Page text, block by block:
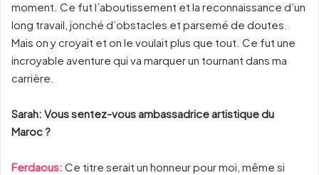
moment. Ce fut l’aboutissement et la reconnaissance d’un
long travail, jonché d’obstacles et parsemé de doutes.
Mais on y croyait et on le voulait plus que tout. Ce fut une
incroyable aventure qui va marquer un tournant dans ma
carrière.
Sarah: Vous sentez-vous ambassadrice artistique du
Maroc ?
Ferdaous: Ce titre serait un honneur pour moi, même si